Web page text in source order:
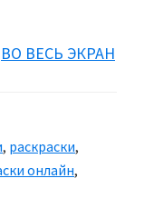
ВО ВЕСЬ ЭКРАН
, раскраски,
онлайн,